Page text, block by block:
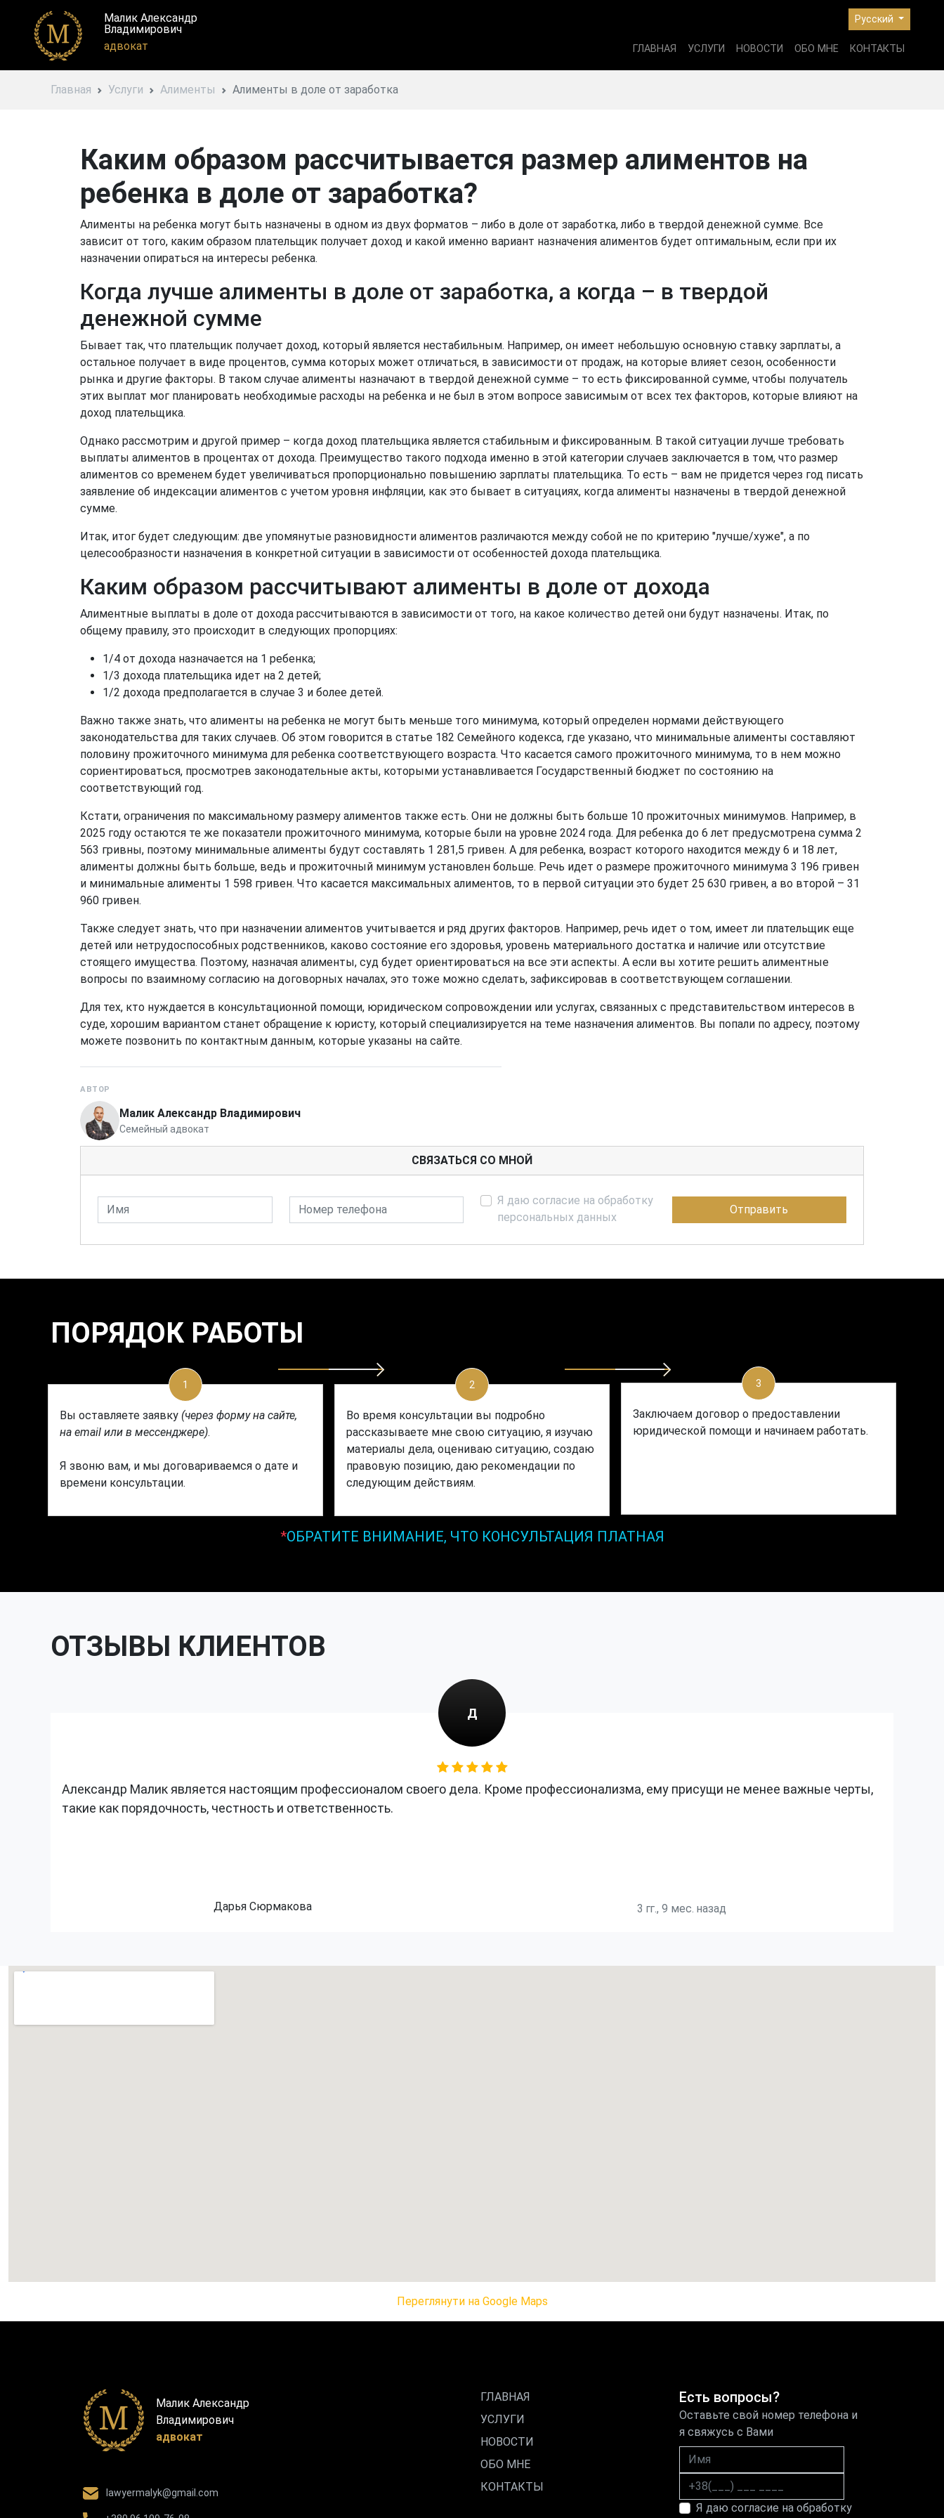
Малик Александр
Владимирович
адвокат
Русский
ГЛАВНАЯ УСЛУГИ НОВОСТИ ОБО МНЕ КОНТАКТЫ
Главная Услуги Алименты Алименты в доле от заработка
Каким образом рассчитывается размер алиментов на
ребенка в доле от заработка?
Алименты на ребенка могут быть назначены в одном из двух форматов – либо в доле от заработка, либо в твердой денежной сумме. Все
зависит от того, каким образом плательщик получает доход и какой именно вариант назначения алиментов будет оптимальным, если при их
назначении опираться на интересы ребенка.
Когда лучше алименты в доле от заработка, а когда – в твердой
денежной сумме
Бывает так, что плательщик получает доход, который является нестабильным. Например, он имеет небольшую основную ставку зарплаты, а
остальное получает в виде процентов, сумма которых может отличаться, в зависимости от продаж, на которые влияет сезон, особенности
рынка и другие факторы. В таком случае алименты назначают в твердой денежной сумме – то есть фиксированной сумме, чтобы получатель
этих выплат мог планировать необходимые расходы на ребенка и не был в этом вопросе зависимым от всех тех факторов, которые влияют на
доход плательщика.
Однако рассмотрим и другой пример – когда доход плательщика является стабильным и фиксированным. В такой ситуации лучше требовать
выплаты алиментов в процентах от дохода. Преимущество такого подхода именно в этой категории случаев заключается в том, что размер
алиментов со временем будет увеличиваться пропорционально повышению зарплаты плательщика. То есть – вам не придется через год писать
заявление об индексации алиментов с учетом уровня инфляции, как это бывает в ситуациях, когда алименты назначены в твердой денежной
сумме.
Итак, итог будет следующим: две упомянутые разновидности алиментов различаются между собой не по критерию "лучше/хуже", а по
целесообразности назначения в конкретной ситуации в зависимости от особенностей дохода плательщика.
Каким образом рассчитывают алименты в доле от дохода
Алиментные выплаты в доле от дохода рассчитываются в зависимости от того, на какое количество детей они будут назначены. Итак, по
общему правилу, это происходит в следующих пропорциях:
1/4 от дохода назначается на 1 ребенка;
1/3 дохода плательщика идет на 2 детей;
1/2 дохода предполагается в случае 3 и более детей.
Важно также знать, что алименты на ребенка не могут быть меньше того минимума, который определен нормами действующего
законодательства для таких случаев. Об этом говорится в статье 182 Семейного кодекса, где указано, что минимальные алименты составляют
половину прожиточного минимума для ребенка соответствующего возраста. Что касается самого прожиточного минимума, то в нем можно
сориентироваться, просмотрев законодательные акты, которыми устанавливается Государственный бюджет по состоянию на
соответствующий год.
Кстати, ограничения по максимальному размеру алиментов также есть. Они не должны быть больше 10 прожиточных минимумов. Например, в
2025 году остаются те же показатели прожиточного минимума, которые были на уровне 2024 года. Для ребенка до 6 лет предусмотрена сумма 2
563 гривны, поэтому минимальные алименты будут составлять 1 281,5 гривен. А для ребенка, возраст которого находится между 6 и 18 лет,
алименты должны быть больше, ведь и прожиточный минимум установлен больше. Речь идет о размере прожиточного минимума 3 196 гривен
и минимальные алименты 1 598 гривен. Что касается максимальных алиментов, то в первой ситуации это будет 25 630 гривен, а во второй – 31
960 гривен.
Также следует знать, что при назначении алиментов учитывается и ряд других факторов. Например, речь идет о том, имеет ли плательщик еще
детей или нетрудоспособных родственников, каково состояние его здоровья, уровень материального достатка и наличие или отсутствие
стоящего имущества. Поэтому, назначая алименты, суд будет ориентироваться на все эти аспекты. А если вы хотите решить алиментные
вопросы по взаимному согласию на договорных началах, это тоже можно сделать, зафиксировав в соответствующем соглашении.
Для тех, кто нуждается в консультационной помощи, юридическом сопровождении или услугах, связанных с представительством интересов в
суде, хорошим вариантом станет обращение к юристу, который специализируется на теме назначения алиментов. Вы попали по адресу, поэтому
можете позвонить по контактным данным, которые указаны на сайте.
АВТОР
Малик Александр Владимирович
Семейный адвокат
СВЯЗАТЬСЯ СО МНОЙ
Имя Номер телефона
Я даю согласие на обработку
персональных данных
Отправить
ПОРЯДОК РАБОТЫ
1
Вы оставляете заявку (через форму на сайте,
на email или в мессенджере).
Я звоню вам, и мы договариваемся о дате и
времени консультации.
2
Во время консультации вы подробно
рассказываете мне свою ситуацию, я изучаю
материалы дела, оцениваю ситуацию, создаю
правовую позицию, даю рекомендации по
следующим действиям.
3
Заключаем договор о предоставлении
юридической помощи и начинаем работать.
*ОБРАТИТЕ ВНИМАНИЕ, ЧТО КОНСУЛЬТАЦИЯ ПЛАТНАЯ
ОТЗЫВЫ КЛИЕНТОВ
Д
Александр Малик является настоящим профессионалом своего дела. Кроме профессионализма, ему присущи не менее важные черты,
такие как порядочность, честность и ответственность.
Дарья Сюрмакова 3 гг., 9 мес. назад
Переглянути на Google Maps
Малик Александр
Владимирович
адвокат
lawyermalyk@gmail.com
ГЛАВНАЯ
УСЛУГИ
НОВОСТИ
ОБО МНЕ
КОНТАКТЫ
Есть вопросы?
Оставьте свой номер телефона и
я свяжусь с Вами
Имя
Номер телефона
Я даю согласие на обработку